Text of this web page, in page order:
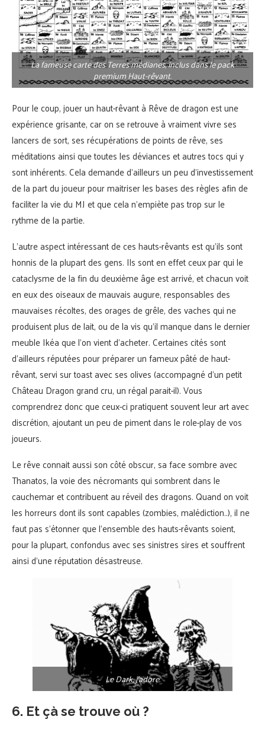
La fameuse carte des Terres médianes, inclus dans le pack
premium Haut-rêvant.
Pour le coup, jouer un haut-rêvant à Rêve de dragon est une
expérience grisante, car on se retrouve à vraiment vivre ses
lancers de sort, ses récupérations de points de rêve, ses
méditations ainsi que toutes les déviances et autres tocs qui y
sont inhérents. Cela demande d’ailleurs un peu d’investissement
de la part du joueur pour maitriser les bases des règles afin de
faciliter la vie du MJ et que cela n’empiète pas trop sur le
rythme de la partie.
L’autre aspect intéressant de ces hauts-rêvants est qu’ils sont
honnis de la plupart des gens. Ils sont en effet ceux par qui le
cataclysme de la fin du deuxième âge est arrivé, et chacun voit
en eux des oiseaux de mauvais augure, responsables des
mauvaises récoltes, des orages de grêle, des vaches qui ne
produisent plus de lait, ou de la vis qu’il manque dans le dernier
meuble Ikéa que l’on vient d’acheter. Certaines cités sont
d’ailleurs réputées pour préparer un fameux pâté de haut-
rêvant, servi sur toast avec ses olives (accompagné d’un petit
Château Dragon grand cru, un régal parait-il). Vous
comprendrez donc que ceux-ci pratiquent souvent leur art avec
discrétion, ajoutant un peu de piment dans le role-play de vos
joueurs.
Le rêve connait aussi son côté obscur, sa face sombre avec
Thanatos, la voie des nécromants qui sombrent dans le
cauchemar et contribuent au réveil des dragons. Quand on voit
les horreurs dont ils sont capables (zombies, malédiction..), il ne
faut pas s’étonner que l’ensemble des hauts-rêvants soient,
pour la plupart, confondus avec ses sinistres sires et souffrent
ainsi d’une réputation désastreuse.
Le Dark, j’adore.
6. Et çà se trouve où ?